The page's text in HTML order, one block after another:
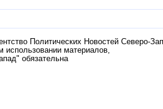
Политических Новостей Северо-
использовании материалов,
обязательна